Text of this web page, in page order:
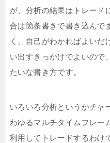
が、分析の結果はトレード
合は箇条書きで書き込んで
く、自己がわかればよいだ
い出すきっかけでよいので
たいな書き方です。
いろいろ分析というかチャ
わゆるマルチタイムフレー
利用してトレードするわけ